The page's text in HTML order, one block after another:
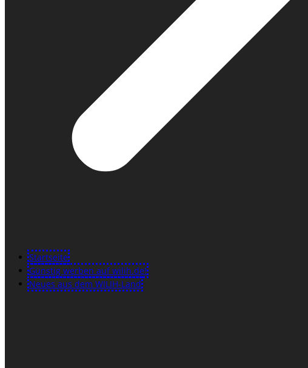
Startseite
Günstig werben auf wilih.de!
Neues aus dem WILIH-Land